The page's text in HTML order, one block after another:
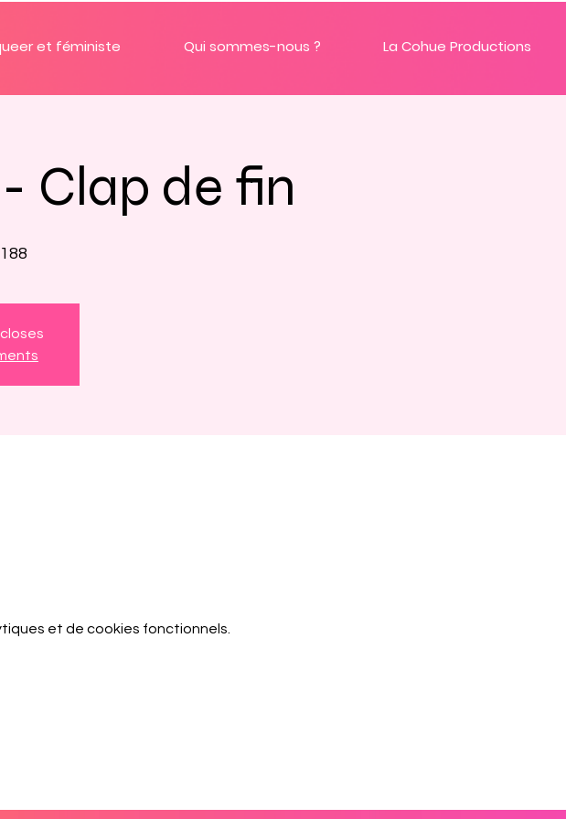
et féministe Qui sommes-nous ? La Cohue Productions
Clap de fin
et de cookies fonctionnels.